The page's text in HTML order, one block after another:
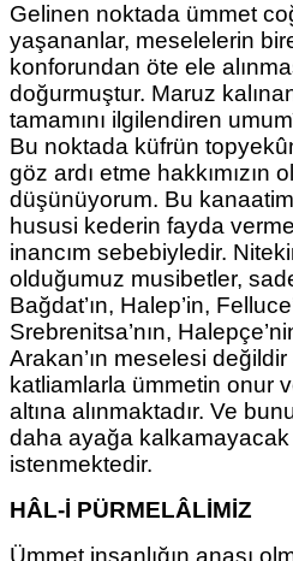
Gelinen noktada ümmet
yaşananlar, meselelerin
konforundan öte ele
doğurmuştur. Maruz
tamamını ilgilendiren
Bu noktada küfrün
göz ardı etme hakkımızın
düşünüyorum. Bu
hususi kederin fayda
inancım sebebiyledir.
olduğumuz musibetler,
Bağdat’ın, Halep’in,
Srebrenitsa’nın,
Arakan’ın meselesi
katliamlarla ümmetin onur
altına alınmaktadır. Ve
daha ayağa kalkamayacak
istenmektedir.
HÂL-İ PÜRMELÂLİMİZ